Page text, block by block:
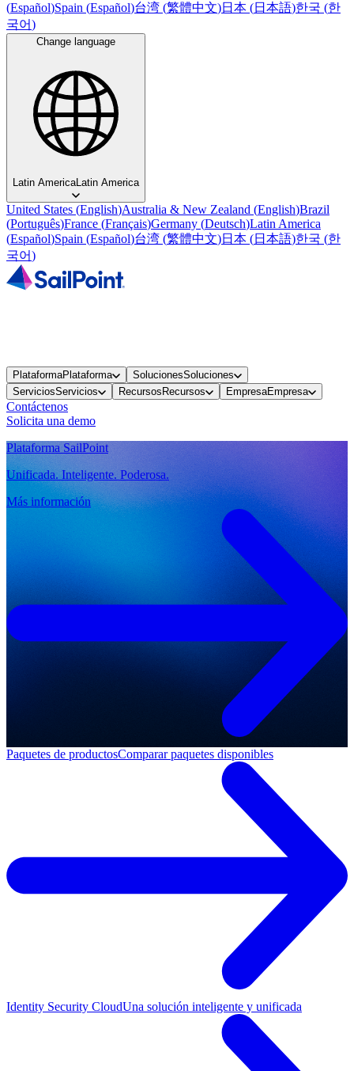
(Español)Spain (Español)台湾 (繁體中文)日本 (日本語)한국 (한
국어)
Change language
Latin AmericaLatin America
United States (English)Australia & New Zealand (English)Brazil
(Português)France (Français)Germany (Deutsch)Latin America
(Español)Spain (Español)台湾 (繁體中文)日本 (日本語)한국 (한
국어)
PlataformaPlataforma SolucionesSoluciones
ServiciosServicios Recursos Recursos EmpresaEmpresa
Contáctenos
Solicita una demo
Plataforma SailPoint
Unificada. Inteligente. Poderosa.
Más información
Paquetes de productosComparar paquetes disponibles
Identity Security CloudUna solución inteligente y unificada